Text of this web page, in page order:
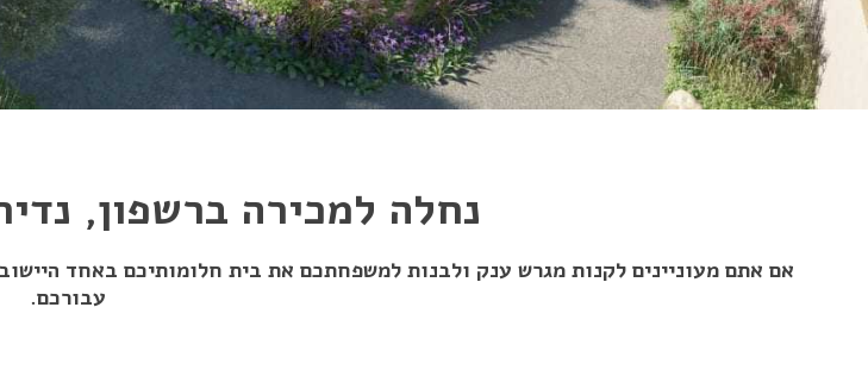
נחלה למכירה ברשפון,
אם אתם מעוניינים לקנות מגרש ענק ולבנות למשפחתכם את בית חלומותיכם באחד
עבורכם.